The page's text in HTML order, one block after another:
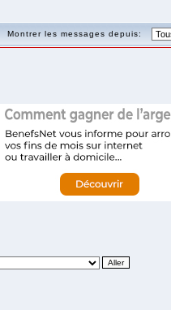
Montrer les messages depuis: